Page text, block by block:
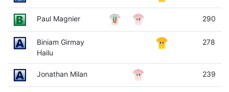
Paul Magnier 290
Biniam Girmay
Hailu
278
Jonathan Milan 239